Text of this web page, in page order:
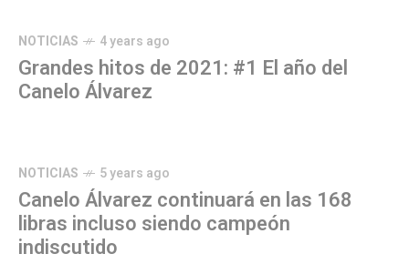
NOTICIAS 4 years ago
Grandes hitos de 2021: #1 El año del
Canelo Álvarez
NOTICIAS 5 years ago
Canelo Álvarez continuará en las 168
libras incluso siendo campeón
indiscutido